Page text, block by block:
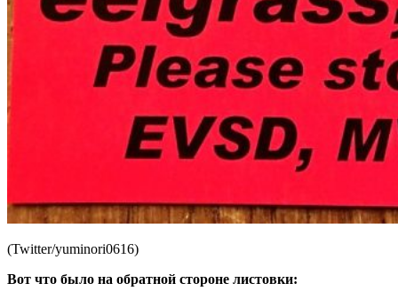
(Twitter/yuminori0616)
Вот что было на обратной стороне листовки: